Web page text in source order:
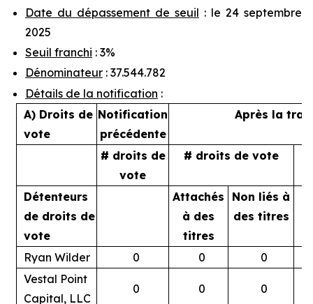
Date du dépassement de seuil : le 24 septembre
2025
Seuil franchi : 3%
Dénominateur : 37.544.782
Détails de la notification :
A) Droits de
vote
Notification
précédente
Après la
# droits de
vote
# droits de vote
Détenteurs
de droits de
vote
Attachés
à des
titres
Non liés à
des titres
Ryan Wilder 0 0
0
Vestal Point
Capital, LLC
0 0 0